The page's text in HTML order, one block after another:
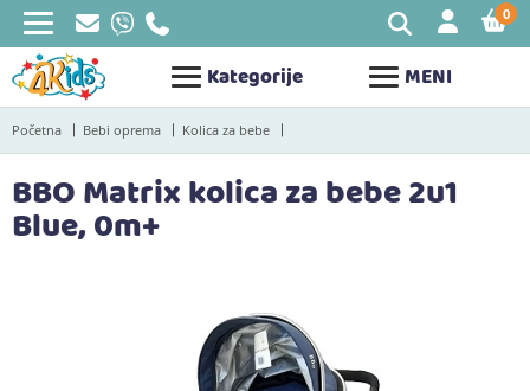
Kategorije MENI
0
Početna Bebi oprema Kolica za bebe
BBO Matrix kolica za bebe 2u1
Blue, 0m+